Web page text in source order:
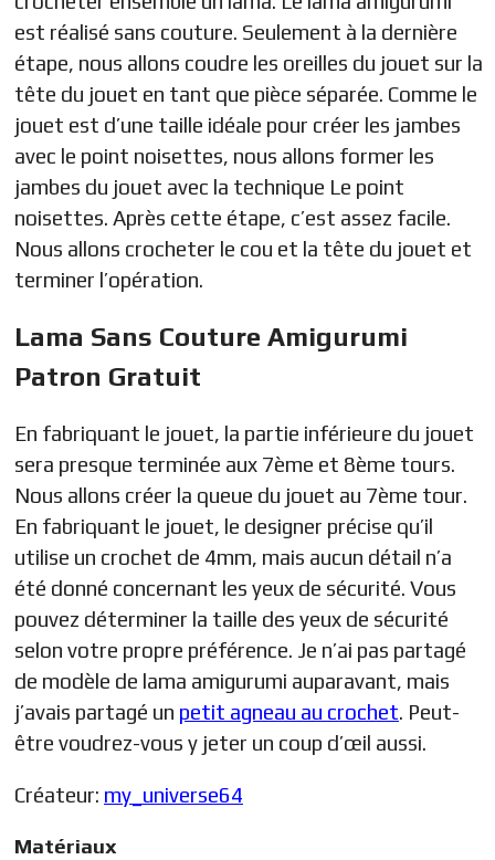
est réalisé sans couture. Seulement à la dernière
étape, nous allons coudre les oreilles du jouet sur la
tête du jouet en tant que pièce séparée. Comme le
jouet est d’une taille idéale pour créer les jambes
avec le point noisettes, nous allons former les
jambes du jouet avec la technique Le point
noisettes. Après cette étape, c’est assez facile.
Nous allons crocheter le cou et la tête du jouet et
terminer l’opération.
Lama Sans Couture Amigurumi
Patron Gratuit
En fabriquant le jouet, la partie inférieure du jouet
sera presque terminée aux 7ème et 8ème tours.
Nous allons créer la queue du jouet au 7ème tour.
En fabriquant le jouet, le designer précise qu’il
utilise un crochet de 4mm, mais aucun détail n’a
été donné concernant les yeux de sécurité. Vous
pouvez déterminer la taille des yeux de sécurité
selon votre propre préférence. Je n’ai pas partagé
de modèle de lama amigurumi auparavant, mais
j’avais partagé un petit agneau au crochet. Peut-
être voudrez-vous y jeter un coup d’œil aussi.
Créateur: my_universe64
Matériaux